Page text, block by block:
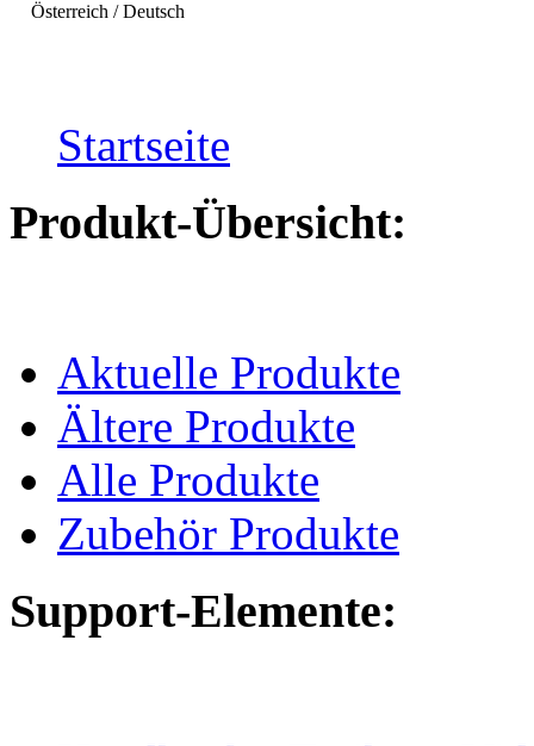
Österreich / Deutsch
Startseite
Produkt-Übersicht:
Aktuelle Produkte
Ältere Produkte
Alle Produkte
Zubehör Produkte
Support-Elemente: